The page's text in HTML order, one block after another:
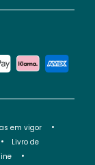
em vigor
Livro de